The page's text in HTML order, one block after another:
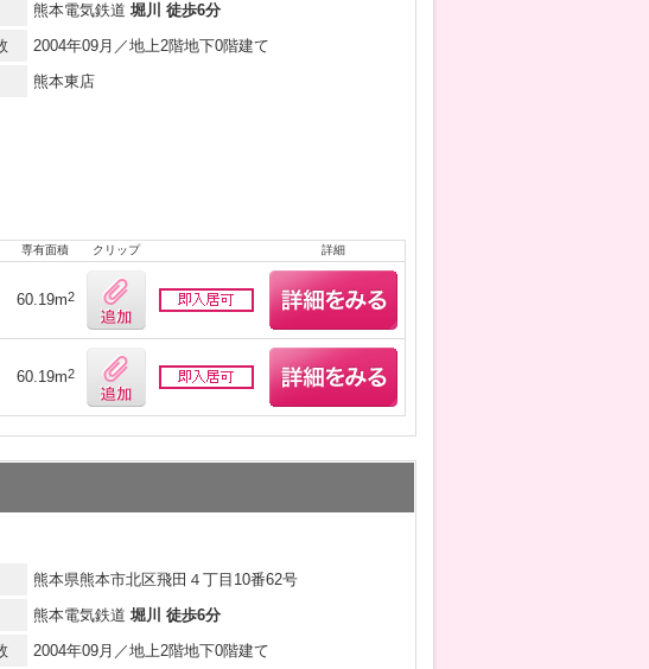
熊本電気鉄道 堀川 徒歩6分
2004年09月／地上2階地下0階建て
熊本東店
専有面積 クリップ 詳細
60.19m2
60.19m2
熊本県熊本市北区飛田４丁目10番62号
熊本電気鉄道 堀川 徒歩6分
2004年09月／地上2階地下0階建て